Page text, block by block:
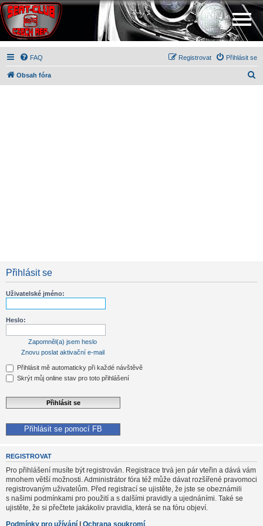
FAQ Přihlásit se
Registrovat
Obsah fóra
Přihlásit se
Uživatelské jméno:
Heslo:
Zapomněl(a) jsem heslo
Znovu poslat aktivační e-mail
Přihlásit mě automaticky při každé návštěvě
Skrýt můj online stav pro toto přihlášení
Přihlásit se pomocí FB
REGISTROVAT
Pro přihlášení musíte být registrován. Registrace trvá jen pár vteřin a dává vám
mnohem větší možnosti. Administrátor fóra též může dávat rozšířené pravomoci
registrovaným uživatelům. Před registrací se ujistěte, že jste se obeznámili
s našimi podmínkami pro použití a s dalšími pravidly a ujednáními. Také se
ujistěte, že si přečtete jakákoliv pravidla, která se na fóru objeví.
Podmínky pro užívání | Ochrana soukromí